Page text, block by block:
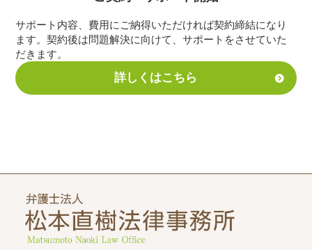
サポート内容、費用にご納得いただければ契約締結になり
ます。契約後は問題解決に向けて、サポートをさせていた
だきます。
詳しくはこちら